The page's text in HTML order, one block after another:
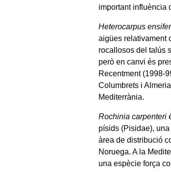
important influència
Heterocarpus ensifer
aigües relativament
rocallosos del talús
però en canvi és
Recentment (1998-
Columbrets i
Mediterrània.
Rochinia carpenteri
písids (Pisidae),
àrea de distribució
Noruega. A la
una espècie força